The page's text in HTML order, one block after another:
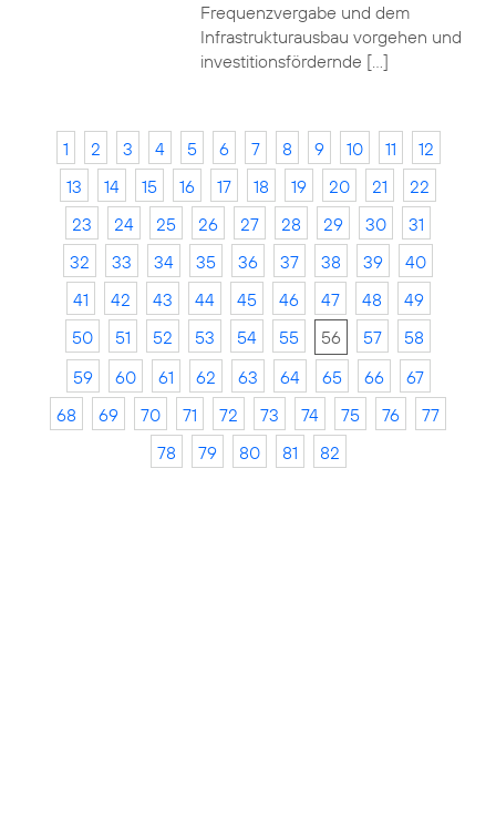
Frequenzvergabe und dem
Infrastrukturausbau vorgehen und
investitionsfördernde […]
1 2 3 4 5 6 7 8 9 10 11
12
13
14 15 16 17 18 19 20 21
22
23
24 25 26 27 28 29 30
31
32
33 34 35 36 37 38 39
40
41
42 43 44 45 46 47 48
49
50
51 52 53 54 55 56 57
58
59
60 61 62 63 64 65 66
67
68
69 70 71 72 73 74 75 76
77
78
79 80 81 82